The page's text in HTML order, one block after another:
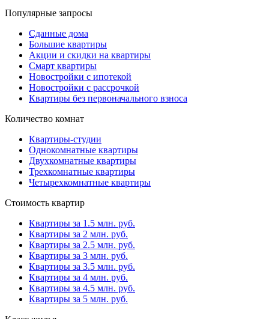
Популярные запросы
Сданные дома
Большие квартиры
Акции и скидки на квартиры
Смарт квартиры
Новостройки с ипотекой
Новостройки с рассрочкой
Квартиры без первоначального взноса
Количество комнат
Квартиры-студии
Однокомнатные квартиры
Двухкомнатные квартиры
Трехкомнатные квартиры
Четырехкомнатные квартиры
Стоимость квартир
Квартиры за 1.5 млн. руб.
Квартиры за 2 млн. руб.
Квартиры за 2.5 млн. руб.
Квартиры за 3 млн. руб.
Квартиры за 3.5 млн. руб.
Квартиры за 4 млн. руб.
Квартиры за 4.5 млн. руб.
Квартиры за 5 млн. руб.